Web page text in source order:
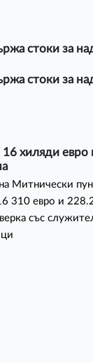
стоки за
стоки за
хиляди евро
Митнически
310 евро и
със